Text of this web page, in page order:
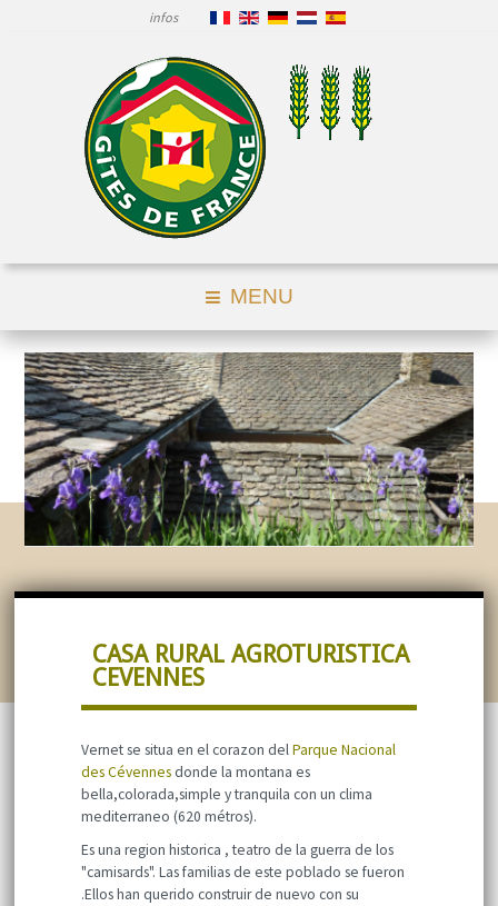
infos
MENU
CASA RURAL AGROTURISTICA
CEVENNES
Vernet se situa en el corazon delParque Nacional
des Cévennesdonde la montana es
bella,colorada,simple y tranquila con un clima
mediterraneo (620 métros).
Es una region historica , teatro de la guerra de los
"camisards". Las familias de este poblado se fueron
.Ellos han querido construir de nuevo con su